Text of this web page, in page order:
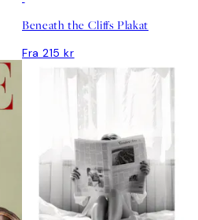
Beneath the Cliffs Plakat
Fra 215 kr